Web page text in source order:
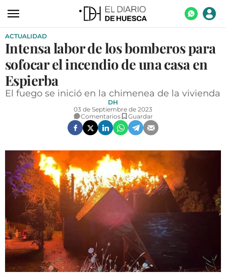
ACTUALIDAD
ECONOMÍA
TECNOLOGÍA
TURISMO
AGROALIMENTACIÓN
CULTURA
SOCIEDAD
OPINIÓN
GALERÍAS
VÍDEOS
CONTACTAR
FIESTAS EN EL ALTO ARAGÓN
ACTUALIDAD
Intensa labor de los bomberos para
sofocar el incendio de una casa en
Espierba
El fuego se inició en la chimenea de la vivienda
DH
03 de Septiembre de 2023
Comentarios
Guardar